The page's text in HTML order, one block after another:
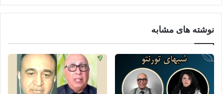
نوشته های مشابه